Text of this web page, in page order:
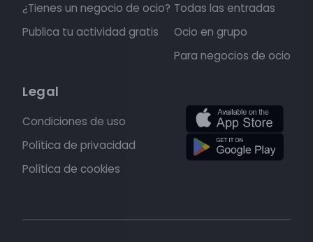
¿Tienes un negocio de ocio?
Publica tu actividad gratis
Todas las entradas
Ocio en grupo
Para negocios de ocio
Legal
Condiciones de uso
Política de privacidad
Política de cookies